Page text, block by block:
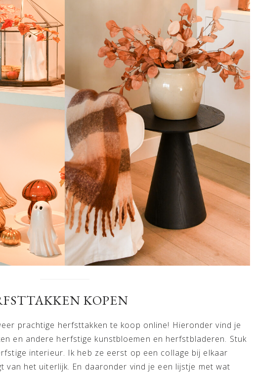
KOPEN
prachtige herfsttakken te koop online! Hieronder vind je
en andere herfstige kunstbloemen en herfstbladeren. Stuk
interieur. Ik heb ze eerst op een collage bij elkaar
van het uiterlijk. En daaronder vind je een lijstje met wat